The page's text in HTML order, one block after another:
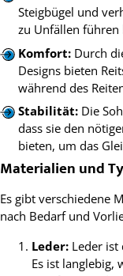
Steigbügel und
zu Unfällen führen
Komfort:Durch
Designs bieten
während des
Stabilität:Die
dass sie den
bieten, um das
Materialien und
Es gibt verschiedene
nach Bedarf und
Leder: Leder ist
Es ist langlebig,